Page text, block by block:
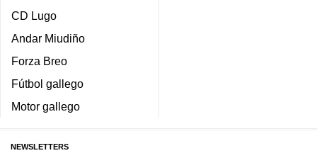
CD Lugo
Andar Miudiño
Forza Breo
Fútbol gallego
Motor gallego
NEWSLETTERS